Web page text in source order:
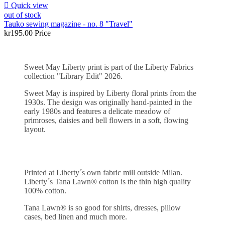
 Quick view
out of stock
Tauko sewing magazine - no. 8 "Travel"
kr195.00 Price
Sweet May Liberty print is part of the Liberty Fabrics
collection "Library Edit" 2026.
Sweet May is inspired by Liberty floral prints from the
1930s. The design was originally hand-painted in the
early 1980s and features a delicate meadow of
primroses, daisies and bell flowers in a soft, flowing
layout.
Printed at Liberty´s own fabric mill outside Milan.
Liberty´s Tana Lawn® cotton is the thin high quality
100% cotton.
Tana Lawn® is so good for shirts, dresses, pillow
cases, bed linen and much more.